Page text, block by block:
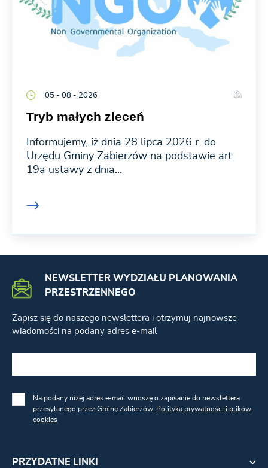
05 - 08 - 2026
Tryb małych zleceń
Informujemy, iż dnia 28 lipca 2026 r. do
Urzędu Gminy Zabierzów na podstawie art.
19a ustawy z dnia...
PRZYDATNE LINKI
NEWSLETTER WYDZIAŁU PLANOWANIA
PRZESTRZENNEGO
Zapisz się do naszego newslettera i otrzymuj najnowsze
wiadomości na podany adres e-mail
Na podany niżej adres e-mail wnoszę o zapisanie do newslettera
przesyłanego przez Gminę Zabierzów. Polityka prywatności i plików
cookies